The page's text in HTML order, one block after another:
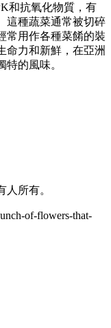
和抗氧化物質，有
這種蔬菜通常被切碎
常用作各種菜餚的裝
命力和新鮮，在亞洲
的風味。
所有。
of-flowers-that-